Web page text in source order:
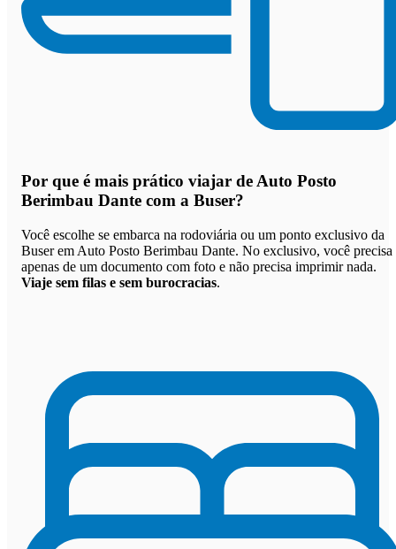
Por que é mais prático viajar de Auto Posto
Berimbau Dante com a Buser?
Você escolhe se embarca na rodoviária ou um ponto exclusivo da
Buser em Auto Posto Berimbau Dante. No exclusivo, você precisa
apenas de um documento com foto e não precisa imprimir nada.
Viaje sem filas e sem burocracias.